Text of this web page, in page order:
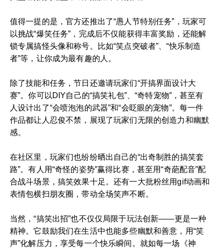
值得一提的是，官方还推出了“愚人节特别任务”，玩家可
以挑战“爆笑任务”，完成后不仅能获得丰富奖励，还能解
锁专属搞怪头像和称号。比如“笑点突破者”、“快乐制造
者”等，让你成为最有趣的人。
除了技能和任务，节日还邀请玩家们“开搞界面设计大
赛”。你可以DIY自己的“搞笑礼包”、“奇特宠物”，甚至有
人设计出了“会喷泡泡的武器”和“会眨眼的宠物”。每一件
作品都让人忍俊不禁，展现了玩家们无限的创造力和幽默
感。
在社区里，玩家们也纷纷晒出自己的“出奇制胜的搞笑套
路”。有人用“奇怪的姿势”赢得比赛，甚至用“奇葩配音”配
合战斗场景，搞笑效果十足。还有一大批粉丝用gif动画和
表情包横扫朋友圈，带动全场笑声不断。
当然，“搞笑出招”也不仅仅局限于玩法创新——更是一种
精神。它鼓励我们在生活中也能多些幽默和善意，用“笑
声”化解压力，享受每一个快乐瞬间。就如每一场《神